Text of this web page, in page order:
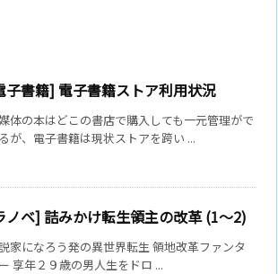
子書籍] 電子書籍ストア利用状況
体の本はどこの書店で購入しても一元管理がで
が、電子書籍は現状ストアを跨い ...
ノベ] 詰みかけ転生領主の改革 (1～2)
家になろう発の異世界転生 領地改革ファンタ
享年２９歳の男――人生をドロ ...